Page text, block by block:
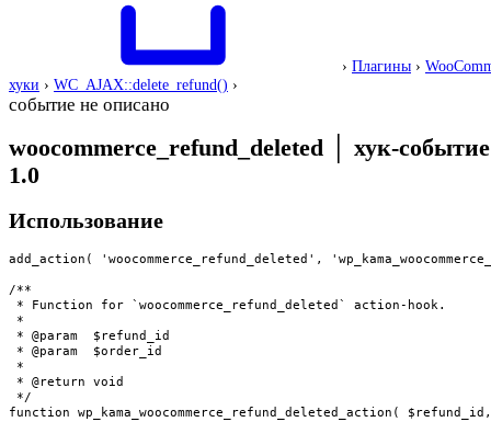
› Плагины ›
хуки › WC_AJAX::delete_refund() ›
событие не описано
woocommerce_refund_deleted хук-событие
1.0
Использование
add_action( 'woocommerce_refund_deleted',
/**
* Function for `woocommerce_refund_deleted` action-hook.
*
* @param  $refund_id
* @param  $order_id
*
* @return void
*/
function wp_kama_woocommerce_refund_deleted_action(